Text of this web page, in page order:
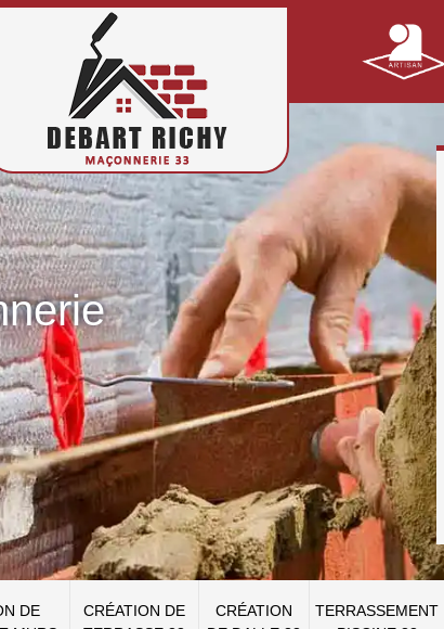
DE
CRÉATION DE
CRÉATION
TERRASSEMENT